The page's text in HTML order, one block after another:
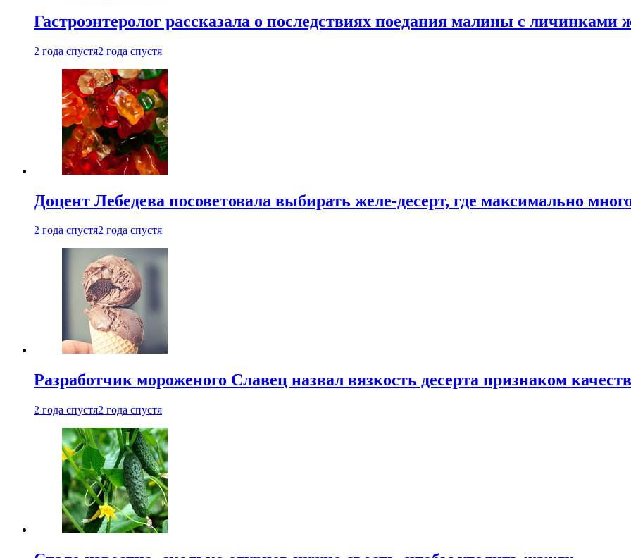
Гастроэнтеролог рассказала о последствиях поедания малины с личинками
2 года спустя2 года спустя
Доцент Лебедева посоветовала выбирать желе-десерт, где максимально
2 года спустя2 года спустя
Разработчик мороженого Славец назвал вязкость десерта признаком
2 года спустя2 года спустя